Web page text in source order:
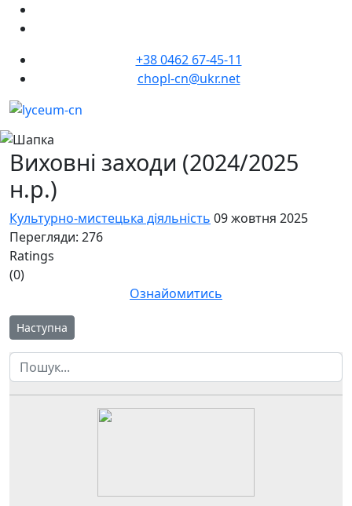
+38 0462 67-45-11
chopl-cn@ukr.net
Виховні заходи (2024/2025
н.р.)
Культурно-мистецька діяльність 09 жовтня 2025
Перегляди: 276
Ratings
(0)
Ознайомитись
Наступна стаття: Учні й учениці природничо-математичного
Наступна
Пошук